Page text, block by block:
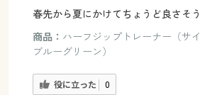
春先から夏にかけてちょうど良さそう
商品： ハーフジップトレーナー（サ
ブルーグリーン）
役に立った 0